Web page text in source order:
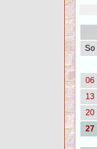
So
06
13
20
27